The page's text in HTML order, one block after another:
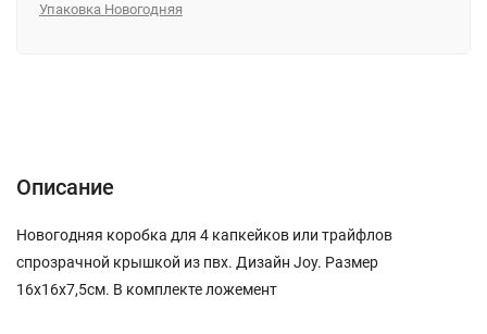
Упаковка Новогодняя
Описание
Новогодняя коробка для 4 капкейков или трайфлов
спрозрачной крышкой из пвх. Дизайн Joy. Размер
16х16х7,5см. В комплекте ложемент